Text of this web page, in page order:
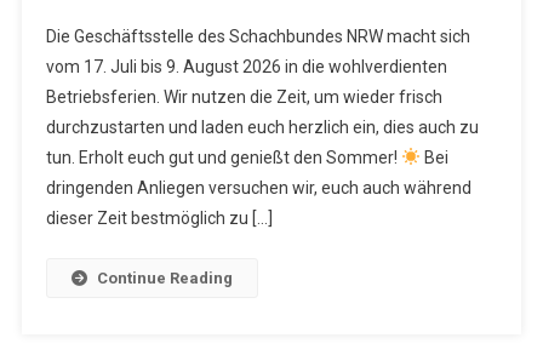
Die Geschäftsstelle des Schachbundes NRW macht sich
vom 17. Juli bis 9. August 2026 in die wohlverdienten
Betriebsferien. Wir nutzen die Zeit, um wieder frisch
durchzustarten und laden euch herzlich ein, dies auch zu
tun. Erholt euch gut und genießt den Sommer!
Bei
dringenden Anliegen versuchen wir, euch auch während
dieser Zeit bestmöglich zu […]
Continue Reading